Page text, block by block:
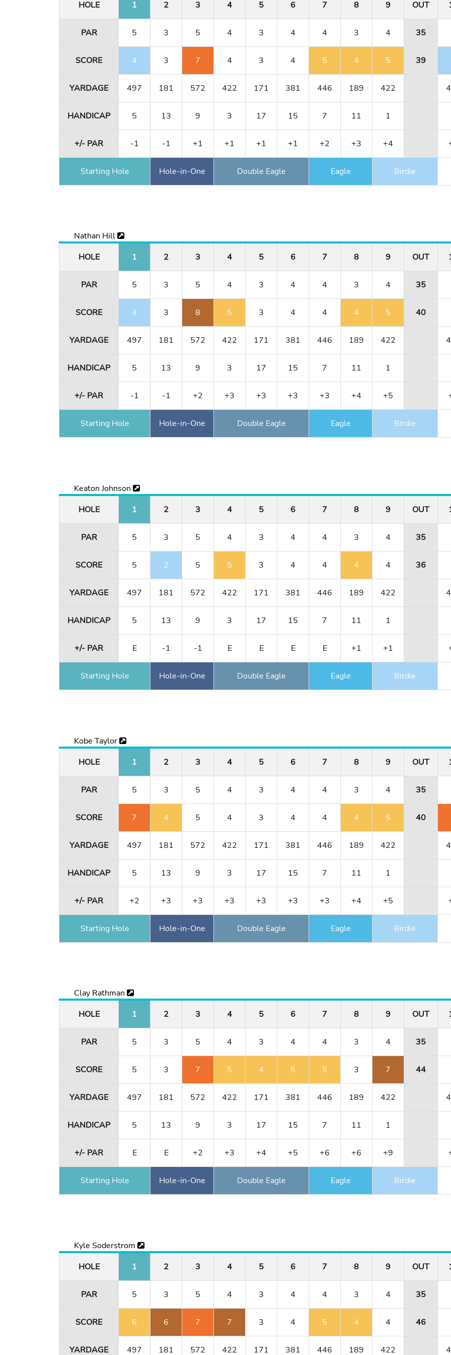
HOLE
1 2 3 4 5 6 7 8 9 OUT
PAR 5 3 5 4 3 4 4 3 4 35
SCORE 4 3 7 4 3 4 5 4 5 39
YARDAGE 497 181 572 422 171 381 446 189 422
HANDICAP 5 13 9 3 17 15 7 11 1
+/- PAR -1 -1 +1 +1 +1 +1 +2 +3 +4
Starting Hole Hole-in-One Double Eagle Eagle Birdie
Nathan Hill
HOLE
1 2 3 4 5 6 7 8 9 OUT
PAR 5 3 5 4 3 4 4 3 4 35
SCORE 4 3 8 5 3 4 4 4 5 40
YARDAGE 497 181 572 422 171 381 446 189 422
HANDICAP 5 13 9 3 17 15 7 11 1
+/- PAR -1 -1 +2 +3 +3 +3 +3 +4 +5
Starting Hole Hole-in-One Double Eagle Eagle Birdie
Keaton Johnson
HOLE
1 2 3 4 5 6 7 8 9 OUT
PAR 5 3 5 4 3 4 4 3 4 35
SCORE 5 2 5 5 3 4 4 4 4 36
YARDAGE 497 181 572 422 171 381 446 189 422
HANDICAP 5 13 9 3 17 15 7 11 1
+/- PAR E -1 -1 E E E E +1 +1
Starting Hole Hole-in-One Double Eagle Eagle Birdie
Kobe Taylor
HOLE
1 2 3 4 5 6 7 8 9 OUT
PAR 5 3 5 4 3 4 4 3 4 35
SCORE 7 4 5 4 3 4 4 4 5 40
YARDAGE 497 181 572 422 171 381 446 189 422
HANDICAP 5 13 9 3 17 15 7 11 1
+/- PAR +2 +3 +3 +3 +3 +3 +3 +4 +5
Starting Hole Hole-in-One Double Eagle Eagle Birdie
Clay Rathman
HOLE
1 2 3 4 5 6 7 8 9 OUT
PAR 5 3 5 4 3 4 4 3 4 35
SCORE 5 3 7 5 4 5 5 3 7 44
YARDAGE 497 181 572 422 171 381 446 189 422
HANDICAP 5 13 9 3 17 15 7 11 1
+/- PAR E E +2 +3 +4 +5 +6 +6 +9
Starting Hole Hole-in-One Double Eagle Eagle Birdie
Kyle Soderstrom
HOLE
1 2 3 4 5 6 7 8 9 OUT
PAR 5 3 5 4 3 4 4 3 4 35
SCORE 6 6 7 7 3 4 5 4 4 46
YARDAGE 497 181 572 422 171 381 446 189 422